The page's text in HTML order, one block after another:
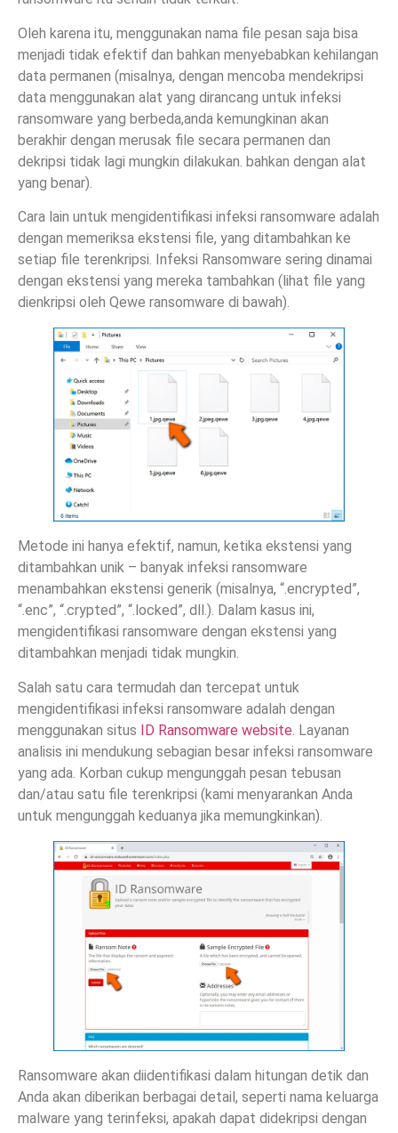
Oleh karena itu, menggunakan nama file pesan saja bisa
menjadi tidak efektif dan bahkan menyebabkan kehilangan
data permanen (misalnya, dengan mencoba mendekripsi
data menggunakan alat yang dirancang untuk infeksi
ransomware yang berbeda,anda kemungkinan akan
berakhir dengan merusak file secara permanen dan
dekripsi tidak lagi mungkin dilakukan. bahkan dengan alat
yang benar).
Cara lain untuk mengidentifikasi infeksi ransomware adalah
dengan memeriksa ekstensi file, yang ditambahkan ke
setiap file terenkripsi. Infeksi Ransomware sering dinamai
dengan ekstensi yang mereka tambahkan (lihat file yang
dienkripsi oleh Qewe ransomware di bawah).
Metode ini hanya efektif, namun, ketika ekstensi yang
ditambahkan unik – banyak infeksi ransomware
menambahkan ekstensi generik (misalnya, “.encrypted”,
“.enc”, “.crypted”, “.locked”, dll.). Dalam kasus ini,
mengidentifikasi ransomware dengan ekstensi yang
ditambahkan menjadi tidak mungkin.
Salah satu cara termudah dan tercepat untuk
mengidentifikasi infeksi ransomware adalah dengan
menggunakan situs ID Ransomware website . Layanan
analisis ini mendukung sebagian besar infeksi ransomware
yang ada. Korban cukup mengunggah pesan tebusan
dan/atau satu file terenkripsi (kami menyarankan Anda
untuk mengunggah keduanya jika memungkinkan).
Ransomware akan diidentifikasi dalam hitungan detik dan
Anda akan diberikan berbagai detail, seperti nama keluarga
malware yang terinfeksi, apakah dapat didekripsi dengan